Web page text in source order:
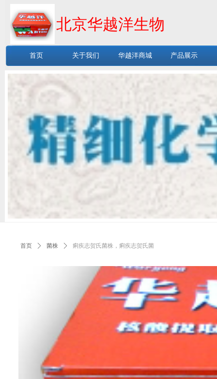
北京华越洋生物
首页 关于我们 华越洋商城 产品展示
首页 ꄲ 菌株 ꄲ 痢疾志贺氏菌株，痢疾志贺氏菌